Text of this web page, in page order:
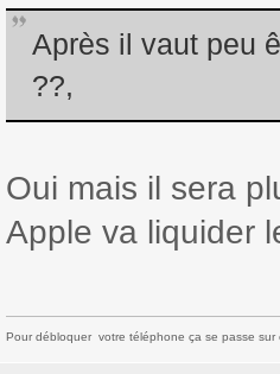
Après il vaut peu
??,
Oui mais il sera
Apple va liquider
Pour débloquer votre téléphone ça se passe sur